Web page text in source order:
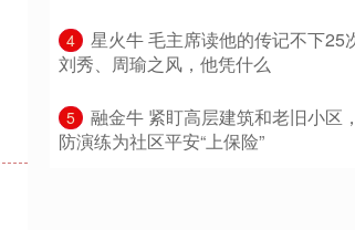
4
星火牛 毛主席读他的传记不下25
刘秀、周瑜之风，他凭什么
5
融金牛 紧盯高层建筑和老旧小区
防演练为社区平安“上保险”